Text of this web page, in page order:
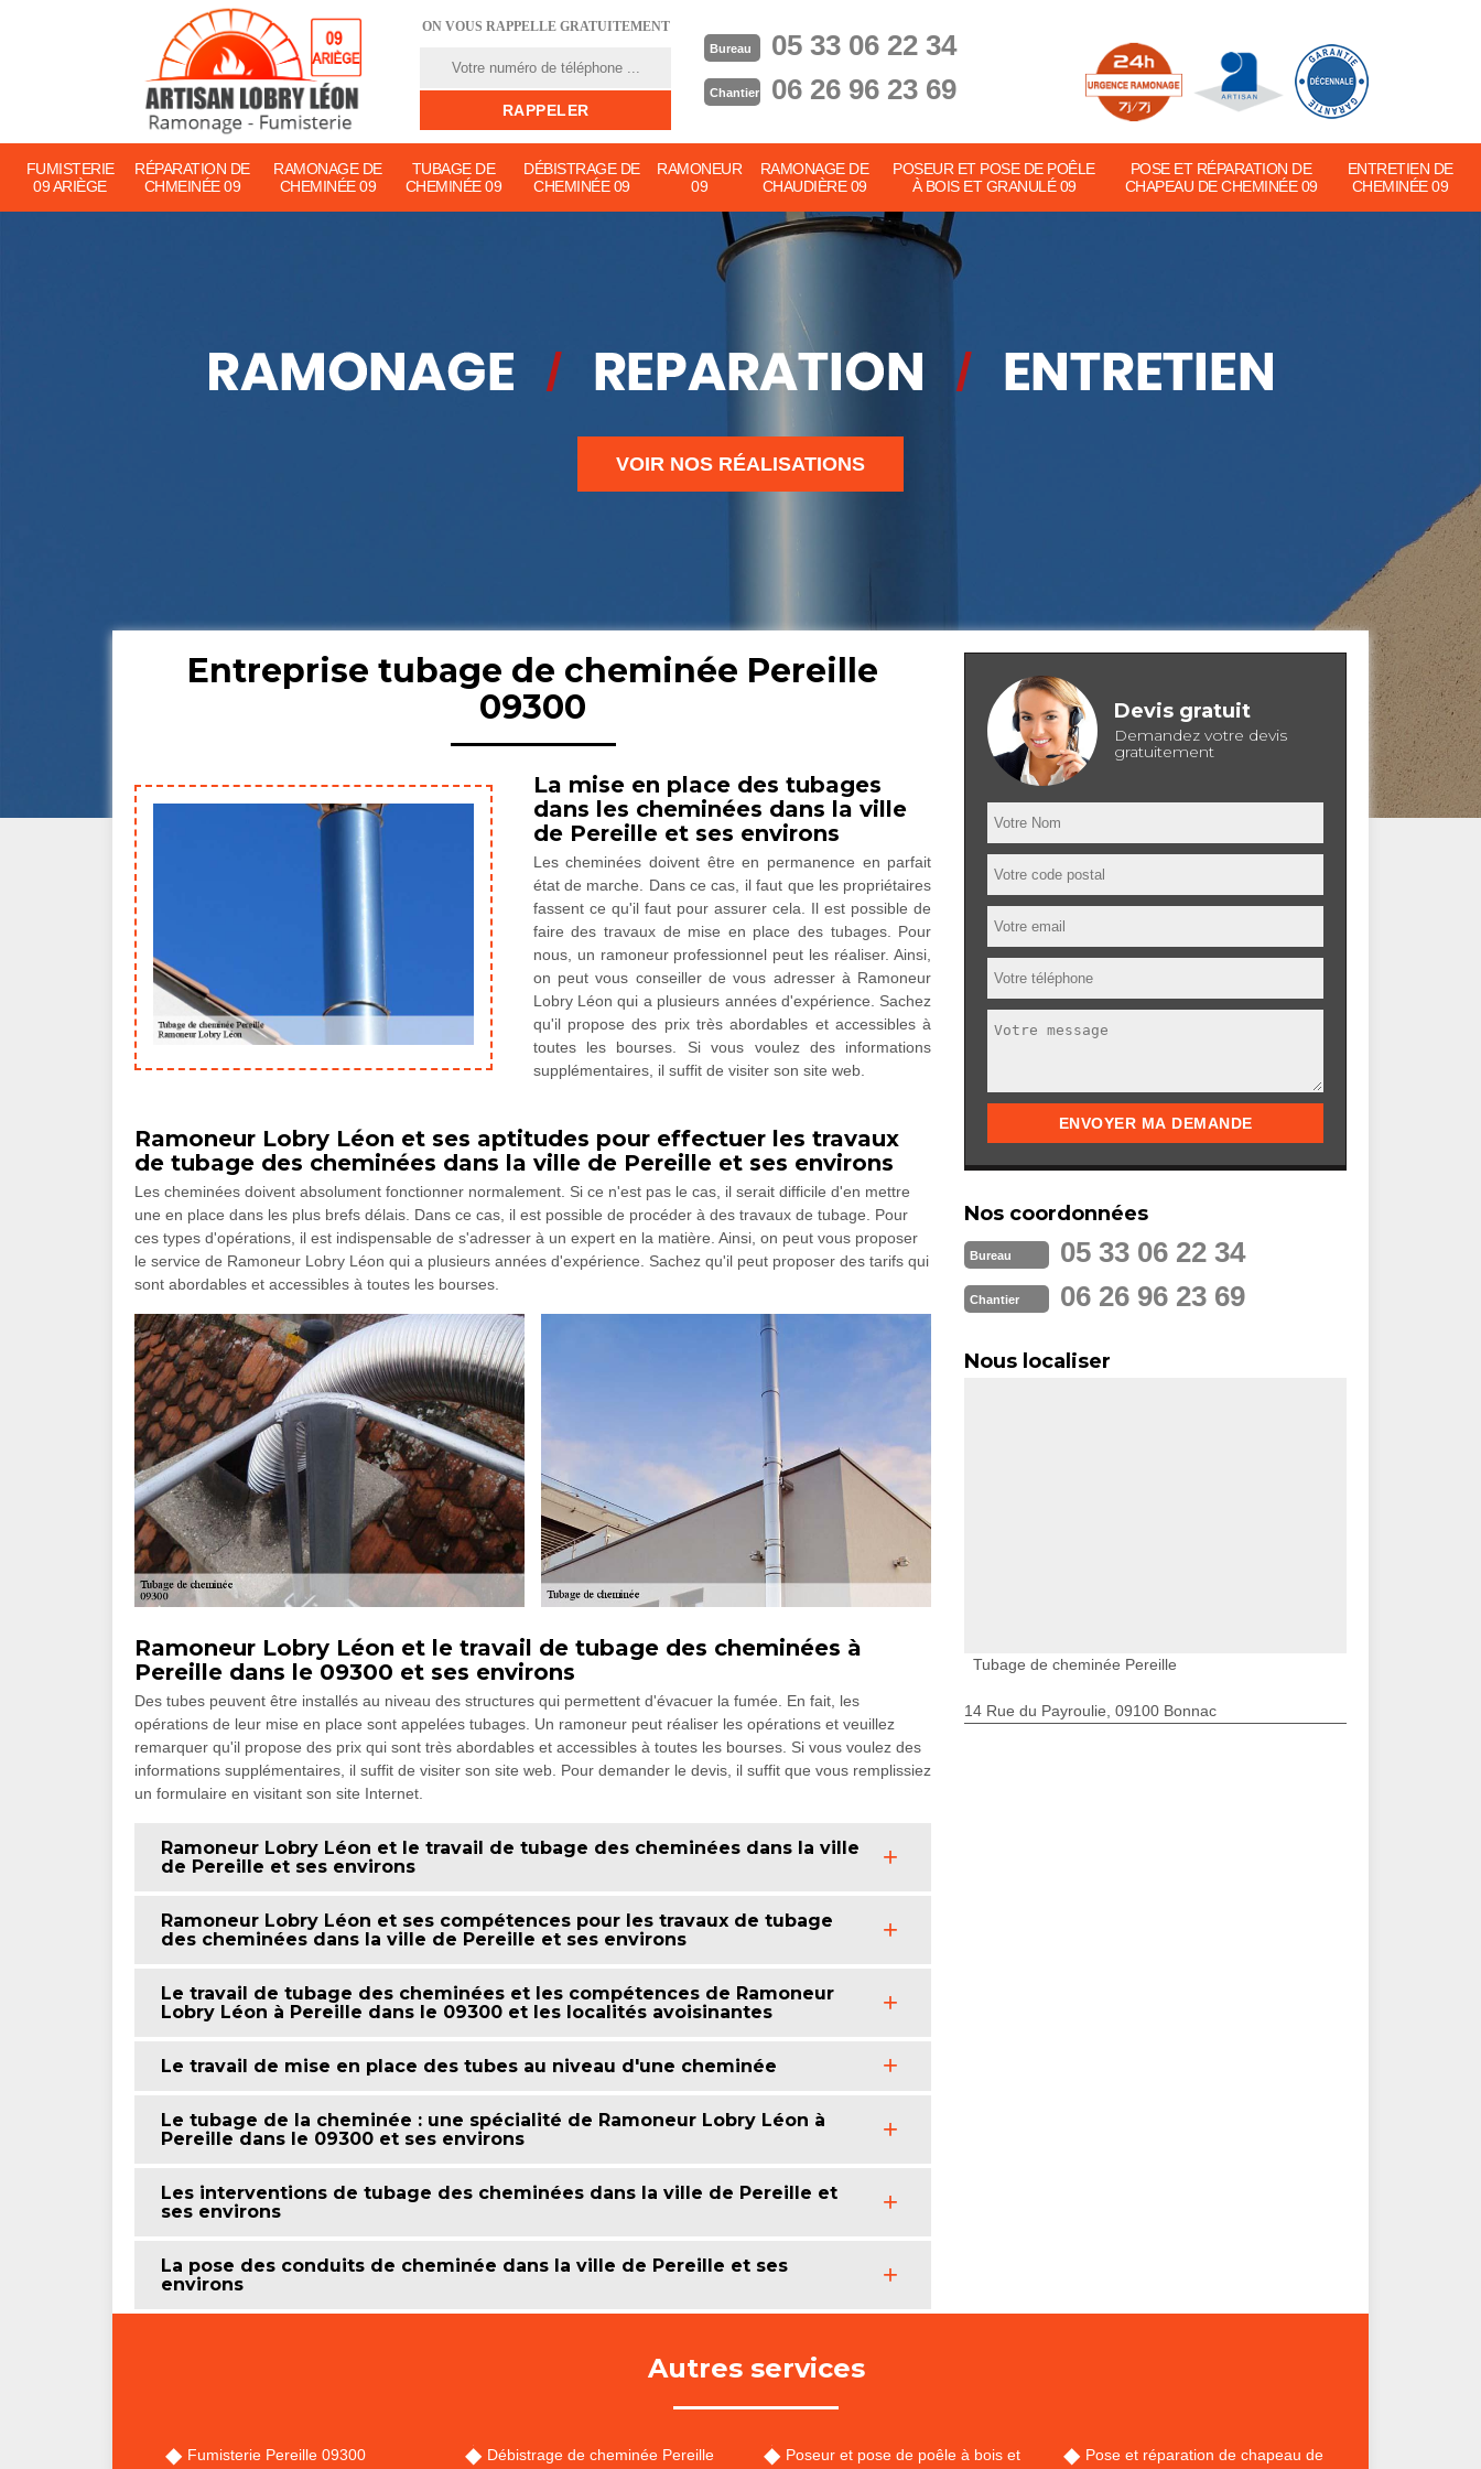
ON VOUS RAPPELLE GRATUITEMENT
Bureau 05 33 06 22 34
Chantier 06 26 96 23 69
FUMISTERIE
09 ARIÈGE
RÉPARATION DE
CHMEINÉE 09
RAMONAGE DE
CHEMINÉE 09
TUBAGE DE
CHEMINÉE 09
DÉBISTRAGE DE
CHEMINÉE 09
RAMONEUR
09
RAMONAGE DE
CHAUDIÈRE 09
POSEUR ET POSE DE POÊLE
À BOIS ET GRANULÉ 09
POSE ET RÉPARATION DE
CHAPEAU DE CHEMINÉE 09
ENTRETIEN DE
CHEMINÉE 09
VOIR NOS RÉALISATIONS
Entreprise tubage de cheminée Pereille
09300
La mise en place des tubages
dans les cheminées dans la ville
de Pereille et ses environs
Les cheminées doivent être en permanence en parfait
état de marche. Dans ce cas, il faut que les propriétaires
fassent ce qu'il faut pour assurer cela. Il est possible de
faire des travaux de mise en place des tubages. Pour
nous, un ramoneur professionnel peut les réaliser. Ainsi,
on peut vous conseiller de vous adresser à Ramoneur
Lobry Léon qui a plusieurs années d'expérience. Sachez
qu'il propose des prix très abordables et accessibles à
toutes les bourses. Si vous voulez des informations
supplémentaires, il suffit de visiter son site web.
Ramoneur Lobry Léon et ses aptitudes pour effectuer les travaux
de tubage des cheminées dans la ville de Pereille et ses environs
Les cheminées doivent absolument fonctionner normalement. Si ce n'est pas le cas, il serait difficile d'en mettre
une en place dans les plus brefs délais. Dans ce cas, il est possible de procéder à des travaux de tubage. Pour
ces types d'opérations, il est indispensable de s'adresser à un expert en la matière. Ainsi, on peut vous proposer
le service de Ramoneur Lobry Léon qui a plusieurs années d'expérience. Sachez qu'il peut proposer des tarifs qui
sont abordables et accessibles à toutes les bourses.
Ramoneur Lobry Léon et le travail de tubage des cheminées à
Pereille dans le 09300 et ses environs
Des tubes peuvent être installés au niveau des structures qui permettent d'évacuer la fumée. En fait, les
opérations de leur mise en place sont appelées tubages. Un ramoneur peut réaliser les opérations et veuillez
remarquer qu'il propose des prix qui sont très abordables et accessibles à toutes les bourses. Si vous voulez des
informations supplémentaires, il suffit de visiter son site web. Pour demander le devis, il suffit que vous remplissiez
un formulaire en visitant son site Internet.
Ramoneur Lobry Léon et le travail de tubage des cheminées dans la ville
de Pereille et ses environs
Ramoneur Lobry Léon et ses compétences pour les travaux de tubage
des cheminées dans la ville de Pereille et ses environs
Le travail de tubage des cheminées et les compétences de Ramoneur
Lobry Léon à Pereille dans le 09300 et les localités avoisinantes
Le travail de mise en place des tubes au niveau d'une cheminée
Le tubage de la cheminée : une spécialité de Ramoneur Lobry Léon à
Pereille dans le 09300 et ses environs
Les interventions de tubage des cheminées dans la ville de Pereille et
ses environs
La pose des conduits de cheminée dans la ville de Pereille et ses
environs
Devis gratuit
Demandez votre devis
gratuitement
Nos coordonnées
Bureau 05 33 06 22 34
Chantier 06 26 96 23 69
Nous localiser
Tubage de cheminée Pereille
14 Rue du Payroulie, 09100 Bonnac
Autres services
Fumisterie Pereille 09300 Débistrage de cheminée Pereille
Poseur et pose de poêle à bois et
Pose et réparation de chapeau de